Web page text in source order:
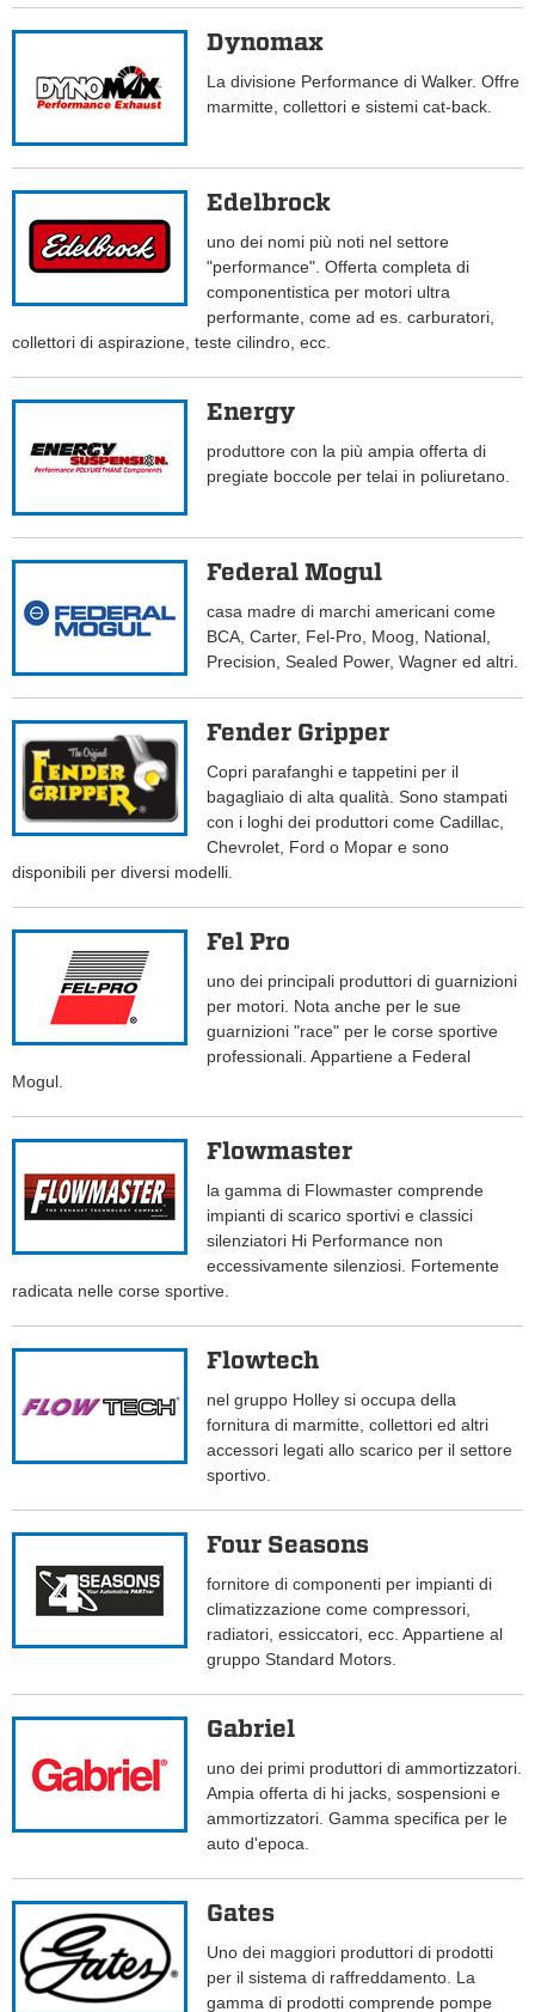
Dynomax
La divisione Performance di Walker. Offre
marmitte, collettori e sistemi cat-back.
Edelbrock
uno dei nomi più noti nel settore
"performance". Offerta completa di
componentistica per motori ultra
performante, come ad es. carburatori,
collettori di aspirazione, teste cilindro, ecc.
Energy
produttore con la più ampia offerta di
pregiate boccole per telai in poliuretano.
Federal Mogul
casa madre di marchi americani come
BCA, Carter, Fel-Pro, Moog, National,
Precision, Sealed Power, Wagner ed altri.
Fender Gripper
Copri parafanghi e tappetini per il
bagagliaio di alta qualità. Sono stampati
con i loghi dei produttori come Cadillac,
Chevrolet, Ford o Mopar e sono
disponibili per diversi modelli.
Fel Pro
uno dei principali produttori di guarnizioni
per motori. Nota anche per le sue
guarnizioni "race" per le corse sportive
professionali. Appartiene a Federal
Mogul.
Flowmaster
la gamma di Flowmaster comprende
impianti di scarico sportivi e classici
silenziatori Hi Performance non
eccessivamente silenziosi. Fortemente
radicata nelle corse sportive.
Flowtech
nel gruppo Holley si occupa della
fornitura di marmitte, collettori ed altri
accessori legati allo scarico per il settore
sportivo.
Four Seasons
fornitore di componenti per impianti di
climatizzazione come compressori,
radiatori, essiccatori, ecc. Appartiene al
gruppo Standard Motors.
Gabriel
uno dei primi produttori di ammortizzatori.
Ampia offerta di hi jacks, sospensioni e
ammortizzatori. Gamma specifica per le
auto d'epoca.
Gates
Uno dei maggiori produttori di prodotti
per il sistema di raffreddamento. La
gamma di prodotti comprende pompe